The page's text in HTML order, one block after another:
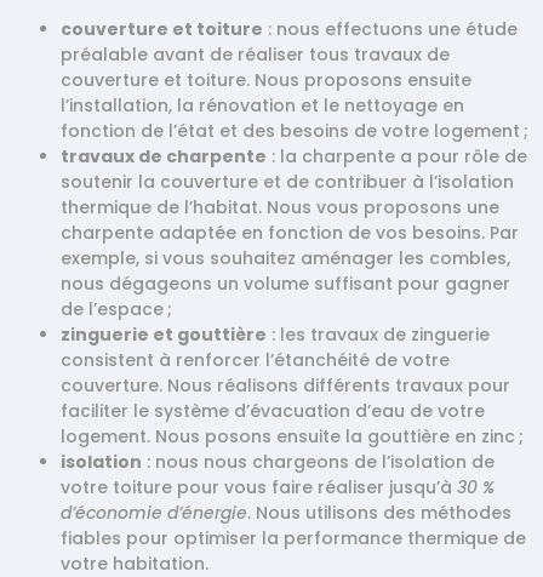
couverture et toiture : nous effectuons une étude
préalable avant de réaliser tous travaux de
couverture et toiture. Nous proposons ensuite
l’installation, la rénovation et le nettoyage en
fonction de l’état et des besoins de votre logement ;
travaux de charpente : la charpente a pour rôle de
soutenir la couverture et de contribuer à l’isolation
thermique de l’habitat. Nous vous proposons une
charpente adaptée en fonction de vos besoins. Par
exemple, si vous souhaitez aménager les combles,
nous dégageons un volume suffisant pour gagner
de l’espace ;
zinguerie et gouttière : les travaux de zinguerie
consistent à renforcer l’étanchéité de votre
couverture. Nous réalisons différents travaux pour
faciliter le système d’évacuation d’eau de votre
logement. Nous posons ensuite la gouttière en zinc ;
isolation : nous nous chargeons de l’isolation de
votre toiture pour vous faire réaliser jusqu’à 30 %
d’économie d’énergie. Nous utilisons des méthodes
fiables pour optimiser la performance thermique de
votre habitation.